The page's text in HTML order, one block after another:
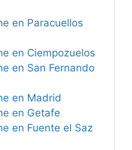
en Paracuellos
en Ciempozuelos
en San Fernando
en Madrid
en Getafe
en Fuente el Saz